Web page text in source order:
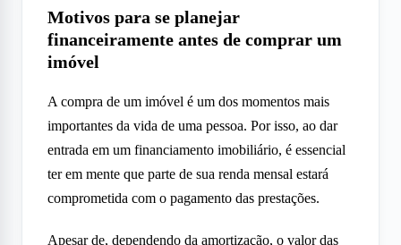
Motivos para se planejar
financeiramente antes de comprar um
imóvel
A compra de um imóvel é um dos momentos mais
importantes da vida de uma pessoa. Por isso, ao dar
entrada em um financiamento imobiliário, é essencial
ter em mente que parte de sua renda mensal estará
comprometida com o pagamento das prestações.
Apesar de, dependendo da amortização, o valor das